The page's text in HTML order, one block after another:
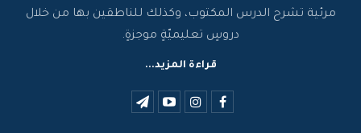
مرئية تشرح الدرس المكتوب، وكذلك للناطقين بها من خلال
دروسٍ تعليميّةٍ موجزةٍ.
قراءة المزيد...